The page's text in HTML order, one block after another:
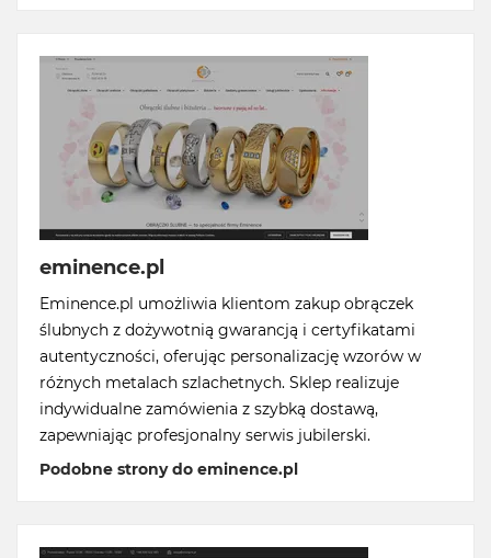
eminence.pl
Eminence.pl umożliwia klientom zakup obrączek
ślubnych z dożywotnią gwarancją i certyfikatami
autentyczności, oferując personalizację wzorów w
różnych metalach szlachetnych. Sklep realizuje
indywidualne zamówienia z szybką dostawą,
zapewniając profesjonalny serwis jubilerski.
Podobne strony do eminence.pl